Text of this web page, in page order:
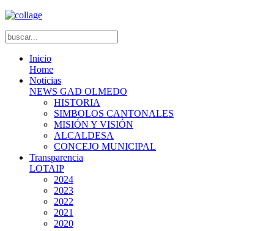
Inicio
Home
Noticias
NEWS GAD OLMEDO
HISTORIA
SIMBOLOS CANTONALES
MISIÓN Y VISIÓN
ALCALDESA
CONCEJO MUNICIPAL
Transparencia
LOTAIP
2024
2023
2022
2021
2020